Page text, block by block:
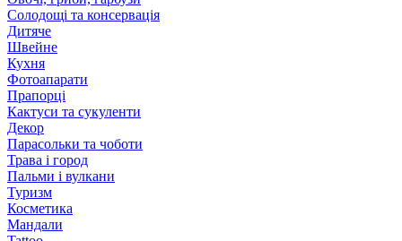
Солодощі та консервація
Дитяче
Швейне
Кухня
Фотоапарати
Прапорці
Кактуси та сукуленти
Декор
Парасольки та чоботи
Трава і город
Пальми і вулкани
Туризм
Косметика
Мандали